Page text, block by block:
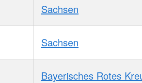
Sachsen
Sachsen
Bayerisches Rotes